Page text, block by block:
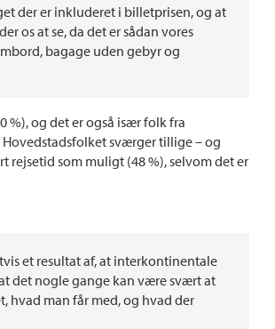
der er inkluderet i billetprisen, og at
os at se, da det er sådan vores
bagage uden gebyr og
%), og det er også især folk fra
sværger tillige – og
rejsetid som muligt (48 %), selvom det er
et resultat af, at interkontinentale
det nogle gange kan være svært at
hvad man får med, og hvad der